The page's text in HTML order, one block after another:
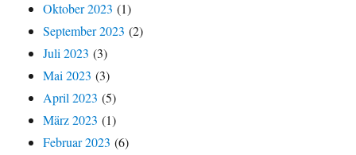
Oktober 2023 (1)
September 2023 (2)
Juli 2023 (3)
Mai 2023 (3)
April 2023 (5)
März 2023 (1)
Februar 2023 (6)